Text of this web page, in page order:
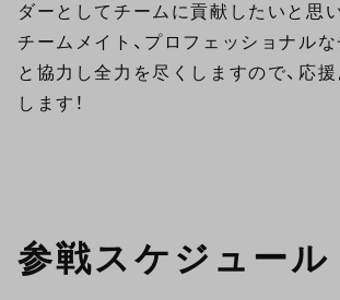
ダーとしてチームに貢献したいと思
チームメイト、プロフェッショナル
と協力し全力を尽くしますので、応
します！
参戦スケジュール